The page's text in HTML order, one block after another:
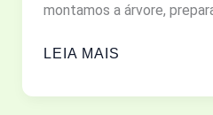
montamos a árvore,
MUITO
DOS
LEIA MAIS